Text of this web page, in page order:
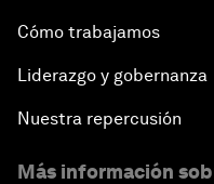
Cómo trabajamos
Liderazgo y gobernanza
Nuestra repercusión
Más información